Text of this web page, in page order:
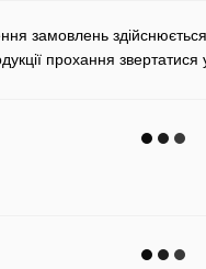
замовлень
прохання звертатися